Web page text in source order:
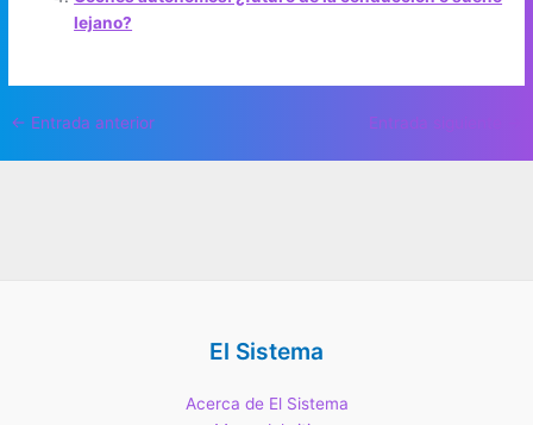
lejano?
Navegación
← Entrada anterior Entrada siguiente
El Sistema
Acerca de El Sistema